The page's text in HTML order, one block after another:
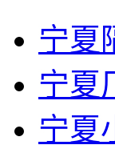
宁夏
宁夏
宁夏